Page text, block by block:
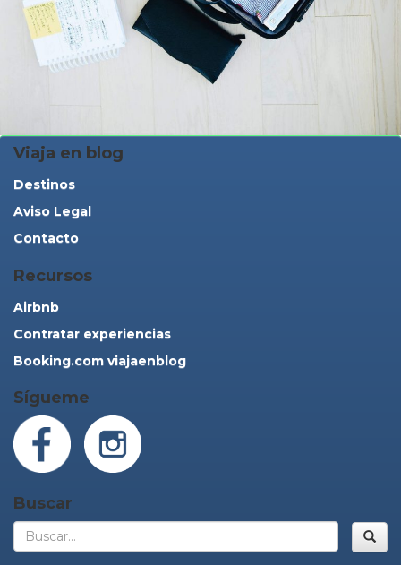
Viaja en blog
Destinos
Aviso Legal
Contacto
Recursos
Airbnb
Contratar experiencias
Booking.com viajaenblog
Sígueme
Buscar